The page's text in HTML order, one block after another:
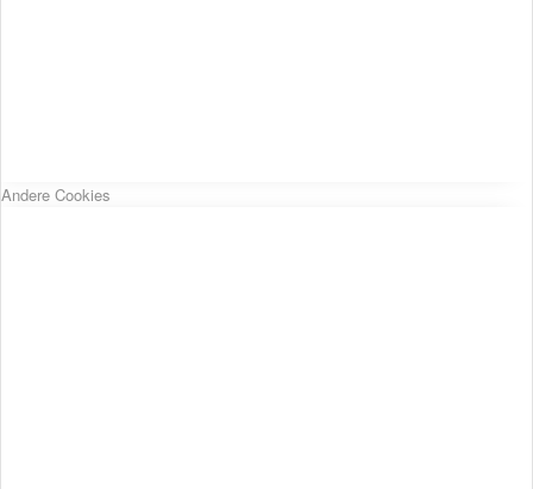
Andere Cookies